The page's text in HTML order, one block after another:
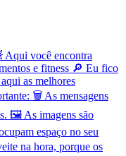
Aqui você encontra
e fitness 🔎 Eu fico
as melhores
🗑️ As mensagens
🖼️ As imagens são
espaço no seu
na hora, porque os